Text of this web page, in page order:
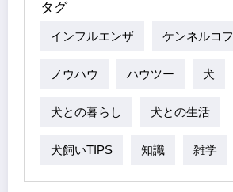
タグ
インフルエンザ ケンネルコフ
ノウハウ ハウツー 犬
犬との暮らし 犬との生活
犬飼いTIPS 知識 雑学